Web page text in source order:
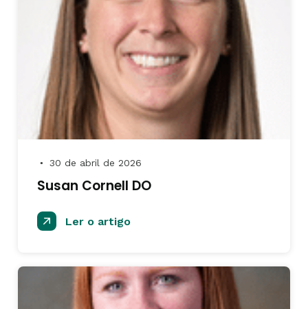
● 30 de abril de 2026
Susan Cornell DO
Ler o artigo